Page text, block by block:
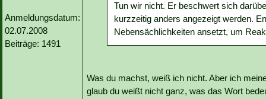
Anmeldungsdatum:
02.07.2008
Beiträge: 1491
Tun wir nicht. Er beschwert sich
kurzzeitig anders angezeigt werden.
Nebensächlichkeiten ansetzt, um
Was du machst, weiß ich nicht. Aber ich
glaub du weißt nicht ganz, was das Wort